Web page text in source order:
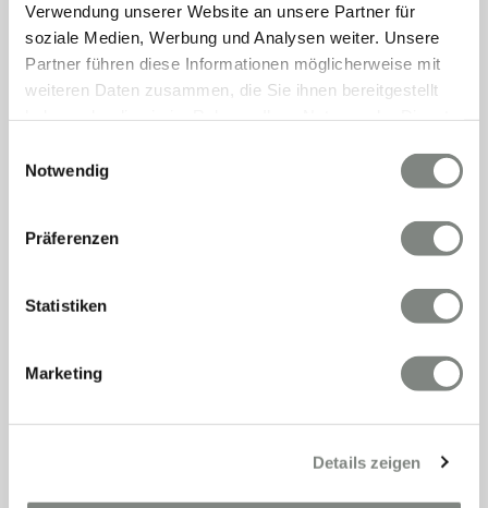
Verwendung unserer Website an unsere Partner für
soziale Medien, Werbung und Analysen weiter. Unsere
Partner führen diese Informationen möglicherweise mit
weiteren Daten zusammen, die Sie ihnen bereitgestellt
Cookies, wenn Sie unsere Webseite weiterhin nutzen.
Notwendig
Präferenzen
Statistiken
Marketing
Details zeigen